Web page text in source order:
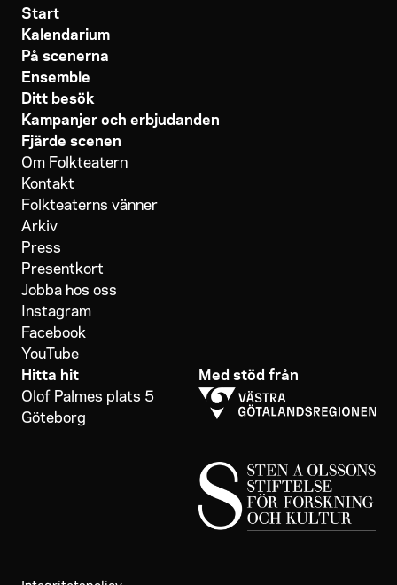
Start
Kalendarium
På scenerna
Ensemble
Ditt besök
Kampanjer och erbjudanden
Fjärde scenen
Om Folkteatern
Kontakt
Folkteaterns vänner
Arkiv
Press
Presentkort
Jobba hos oss
Instagram
Facebook
YouTube
Hitta hit
Olof Palmes plats 5
Göteborg
Med stöd från